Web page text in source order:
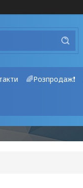
🌈Розпродаж❗